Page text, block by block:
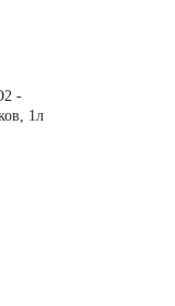
-
1л